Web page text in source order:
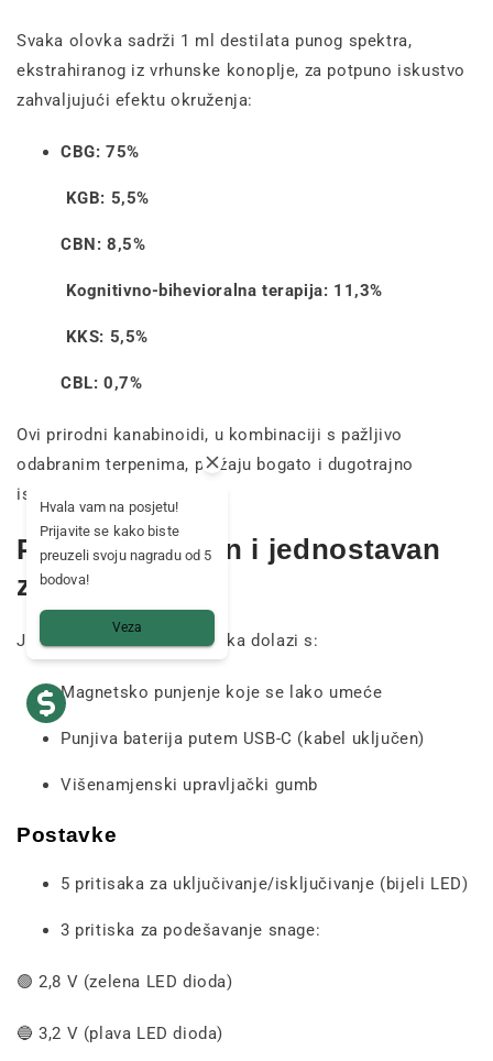
Svaka olovka sadrži 1 ml destilata punog spektra,
ekstrahiranog iz vrhunske konoplje, za potpuno iskustvo
zahvaljujući efektu okruženja:
CBG: 75%
KGB: 5,5%
CBN: 8,5%
Kognitivno-bihevioralna terapija: 11,3%
KKS: 5,5%
CBL: 0,7%
Ovi prirodni kanabinoidi, u kombinaciji s pažljivo
odabranim terpenima, pružaju bogato i dugotrajno
iskustvo.
Praktičan dizajn i jednostavan
za korištenje
Jack Herer CBG Vape olovka dolazi s:
Magnetsko punjenje koje se lako umeće
Punjiva baterija putem USB-C (kabel uključen)
Višenamjenski upravljački gumb
Postavke
5 pritisaka za uključivanje/isključivanje (bijeli LED)
3 pritiska za podešavanje snage:
🟢 2,8 V (zelena LED dioda)
🔵 3,2 V (plava LED dioda)
Hvala vam na posjetu!
Prijavite se kako biste
preuzeli svoju nagradu od 5
bodova!
Veza